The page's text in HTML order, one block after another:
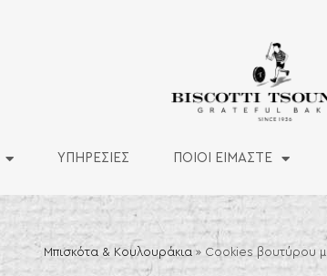
ΥΠΗΡΕΣΙΕΣ ΠΟΙΟΙ ΕΙΜΑΣΤΕ
Μπισκότα & Κουλουράκια» Cookies βουτύρου